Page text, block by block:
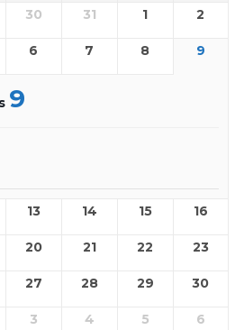
30 31 1 2
6 7 8 9
9
13 14 15 16
20 21 22 23
27 28 29 30
3 4 5 6